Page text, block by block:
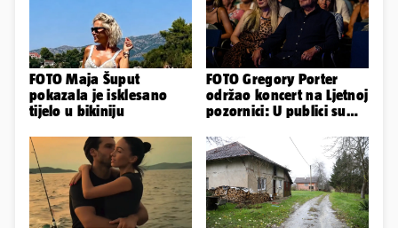
FOTO Maja Šuput
pokazala je isklesano
tijelo u bikiniju
FOTO Gregory Porter
održao koncert na Ljetnoj
pozornici: U publici su